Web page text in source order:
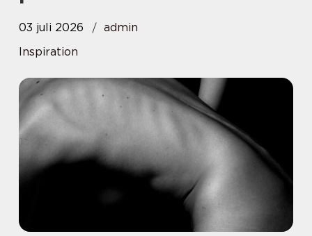
03 juli 2026
admin
Inspiration